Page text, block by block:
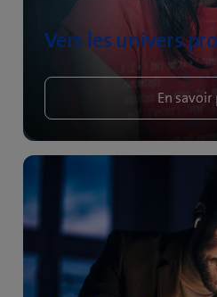
Vers les univers
En savoir